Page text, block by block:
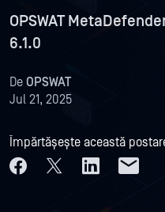
OPSWAT
6.1.0
De OPSWAT
Jul 21, 2025
Împărtășește această